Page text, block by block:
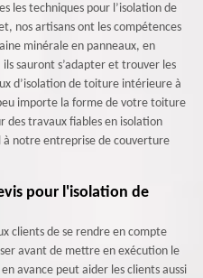
les techniques pour l’isolation de
nos artisans ont les compétences
minérale en panneaux, en
sauront s’adapter et trouver les
d’isolation de toiture intérieure à
importe la forme de votre toiture
des travaux fiables en isolation
à notre entreprise de couverture
pour l'isolation de
clients de se rendre en compte
avant de mettre en exécution le
avance peut aider les clients aussi